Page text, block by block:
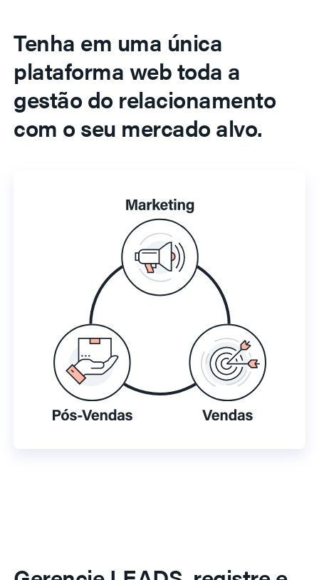
Tenha em uma única
plataforma web toda a
gestão do relacionamento
com o seu mercado alvo.